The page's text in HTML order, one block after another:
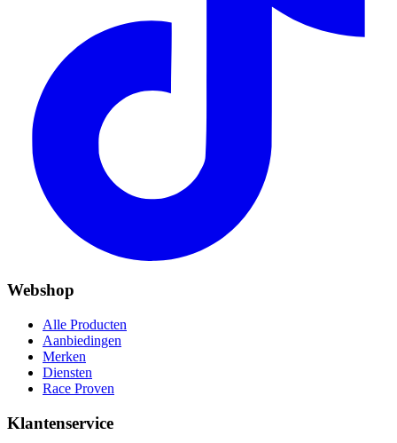
Webshop
Alle Producten
Aanbiedingen
Merken
Diensten
Race Proven
Klantenservice